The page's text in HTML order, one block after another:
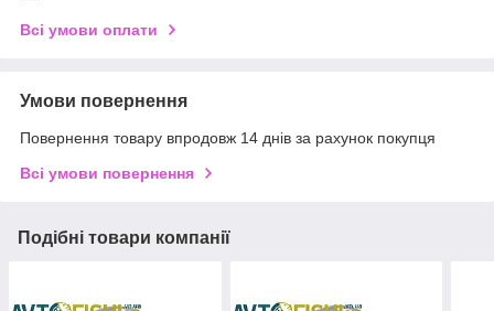
Всі умови оплати
Умови повернення
Повернення товару впродовж 14 днів за рахунок покупця
Всі умови повернення
Подібні товари компанії